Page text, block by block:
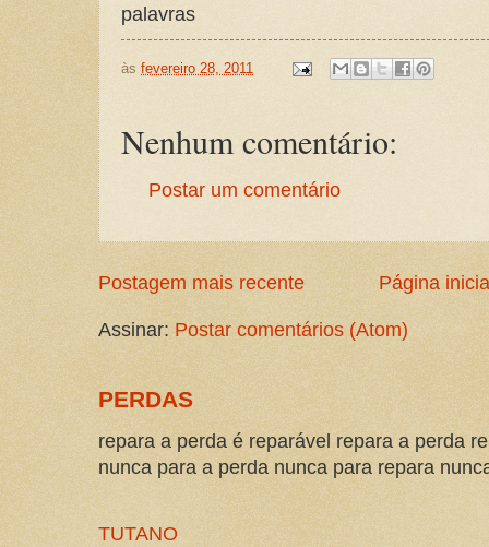
palavras
às fevereiro 28, 2011
Nenhum comentário:
Postar um comentário
Postagem mais recente Página
Assinar: Postar comentários (Atom)
PERDAS
repara a perda é reparável repara a perda
nunca para a perda nunca para repara
TUTANO